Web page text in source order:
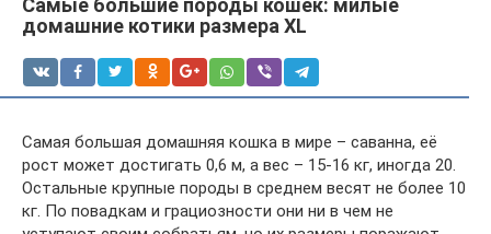
Самые большие породы кошек: милые
домашние котики размера XL
Самая большая домашняя кошка в мире – саванна, её
рост может достигать 0,6 м, а вес – 15-16 кг, иногда 20.
Остальные крупные породы в среднем весят не более 10
кг. По повадкам и грациозности они ни в чем не